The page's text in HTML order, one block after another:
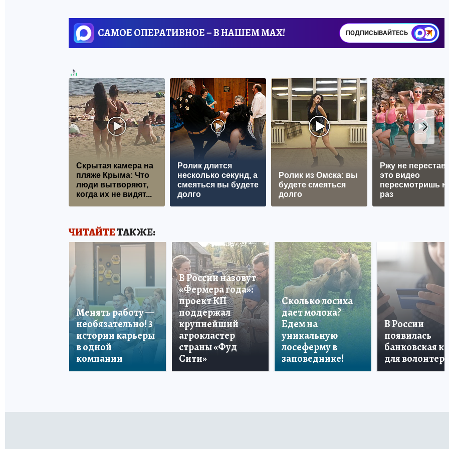
САМОЕ ОПЕРАТИВНОЕ – В НАШЕМ MAX! ПОДПИСЫВАЙТЕСЬ
Скрытая камера на
пляже Крыма: Что
люди вытворяют,
когда их не видят...
Ролик длится
несколько секунд, а
смеяться вы будете
долго
Ролик из Омска: вы
будете смеяться
долго
Ржу не
это видео
пересмотришь не
раз
ЧИТАЙТЕТАКЖЕ:
Менять работу —
необязательно! 3
истории карьеры
в одной
компании
В России назовут
«Фермера года»:
проект КП
поддержал
крупнейший
агрокластер
страны «Фуд
Сити»
Сколько лосиха
дает молока?
Едем на
уникальную
лосеферму в
заповеднике!
В России
появилась
банковская
для волонтеров